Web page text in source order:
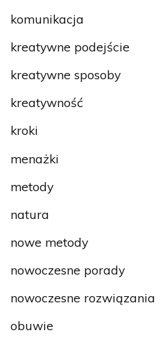
komunikacja
kreatywne podejście
kreatywne sposoby
kreatywność
kroki
menażki
metody
natura
nowe metody
nowoczesne porady
nowoczesne rozwiązania
obuwie